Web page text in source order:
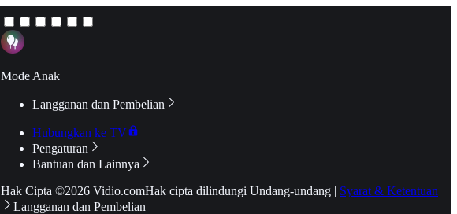
Mode Anak
Langganan dan Pembelian
Hubungkan ke TV
Pengaturan
Bantuan dan Lainnya
Hak Cipta ©2026 Vidio.comHak cipta dilindungi Undang-undang | Syarat & Ketentuan
Langganan dan Pembelian